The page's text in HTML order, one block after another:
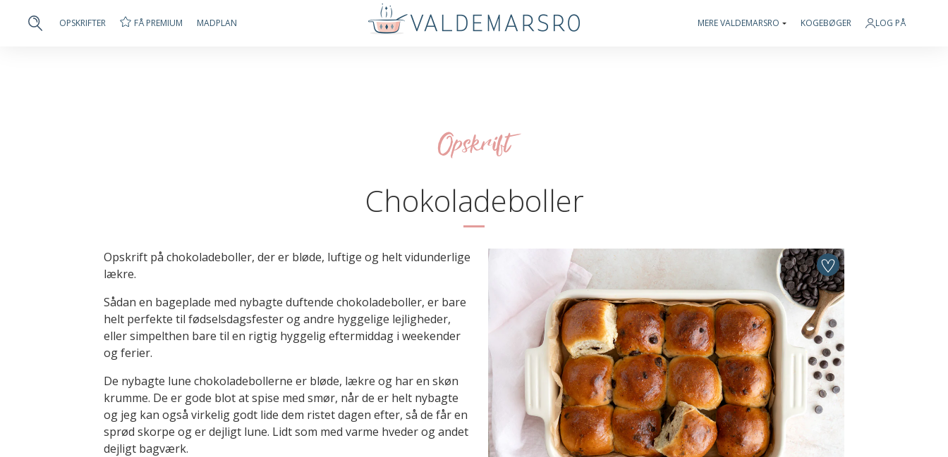
OPSKRIFTER FÅ PREMIUM MADPLAN MERE VALDEMARSRO KOGEBØGER LOG PÅ
Opskrift
Chokoladeboller
Opskrift på chokoladeboller, der er bløde, luftige og helt vidunderlige
lækre.
Sådan en bageplade med nybagte duftende chokoladeboller, er bare
helt perfekte til fødselsdagsfester og andre hyggelige lejligheder,
eller simpelthen bare til en rigtig hyggelig eftermiddag i weekender
og ferier.
De nybagte lune chokoladebollerne er bløde, lækre og har en skøn
krumme. De er gode blot at spise med smør, når de er helt nybagte
og jeg kan også virkelig godt lide dem ristet dagen efter, så de får en
sprød skorpe og er dejligt lune. Lidt som med varme hveder og andet
dejligt bagværk.